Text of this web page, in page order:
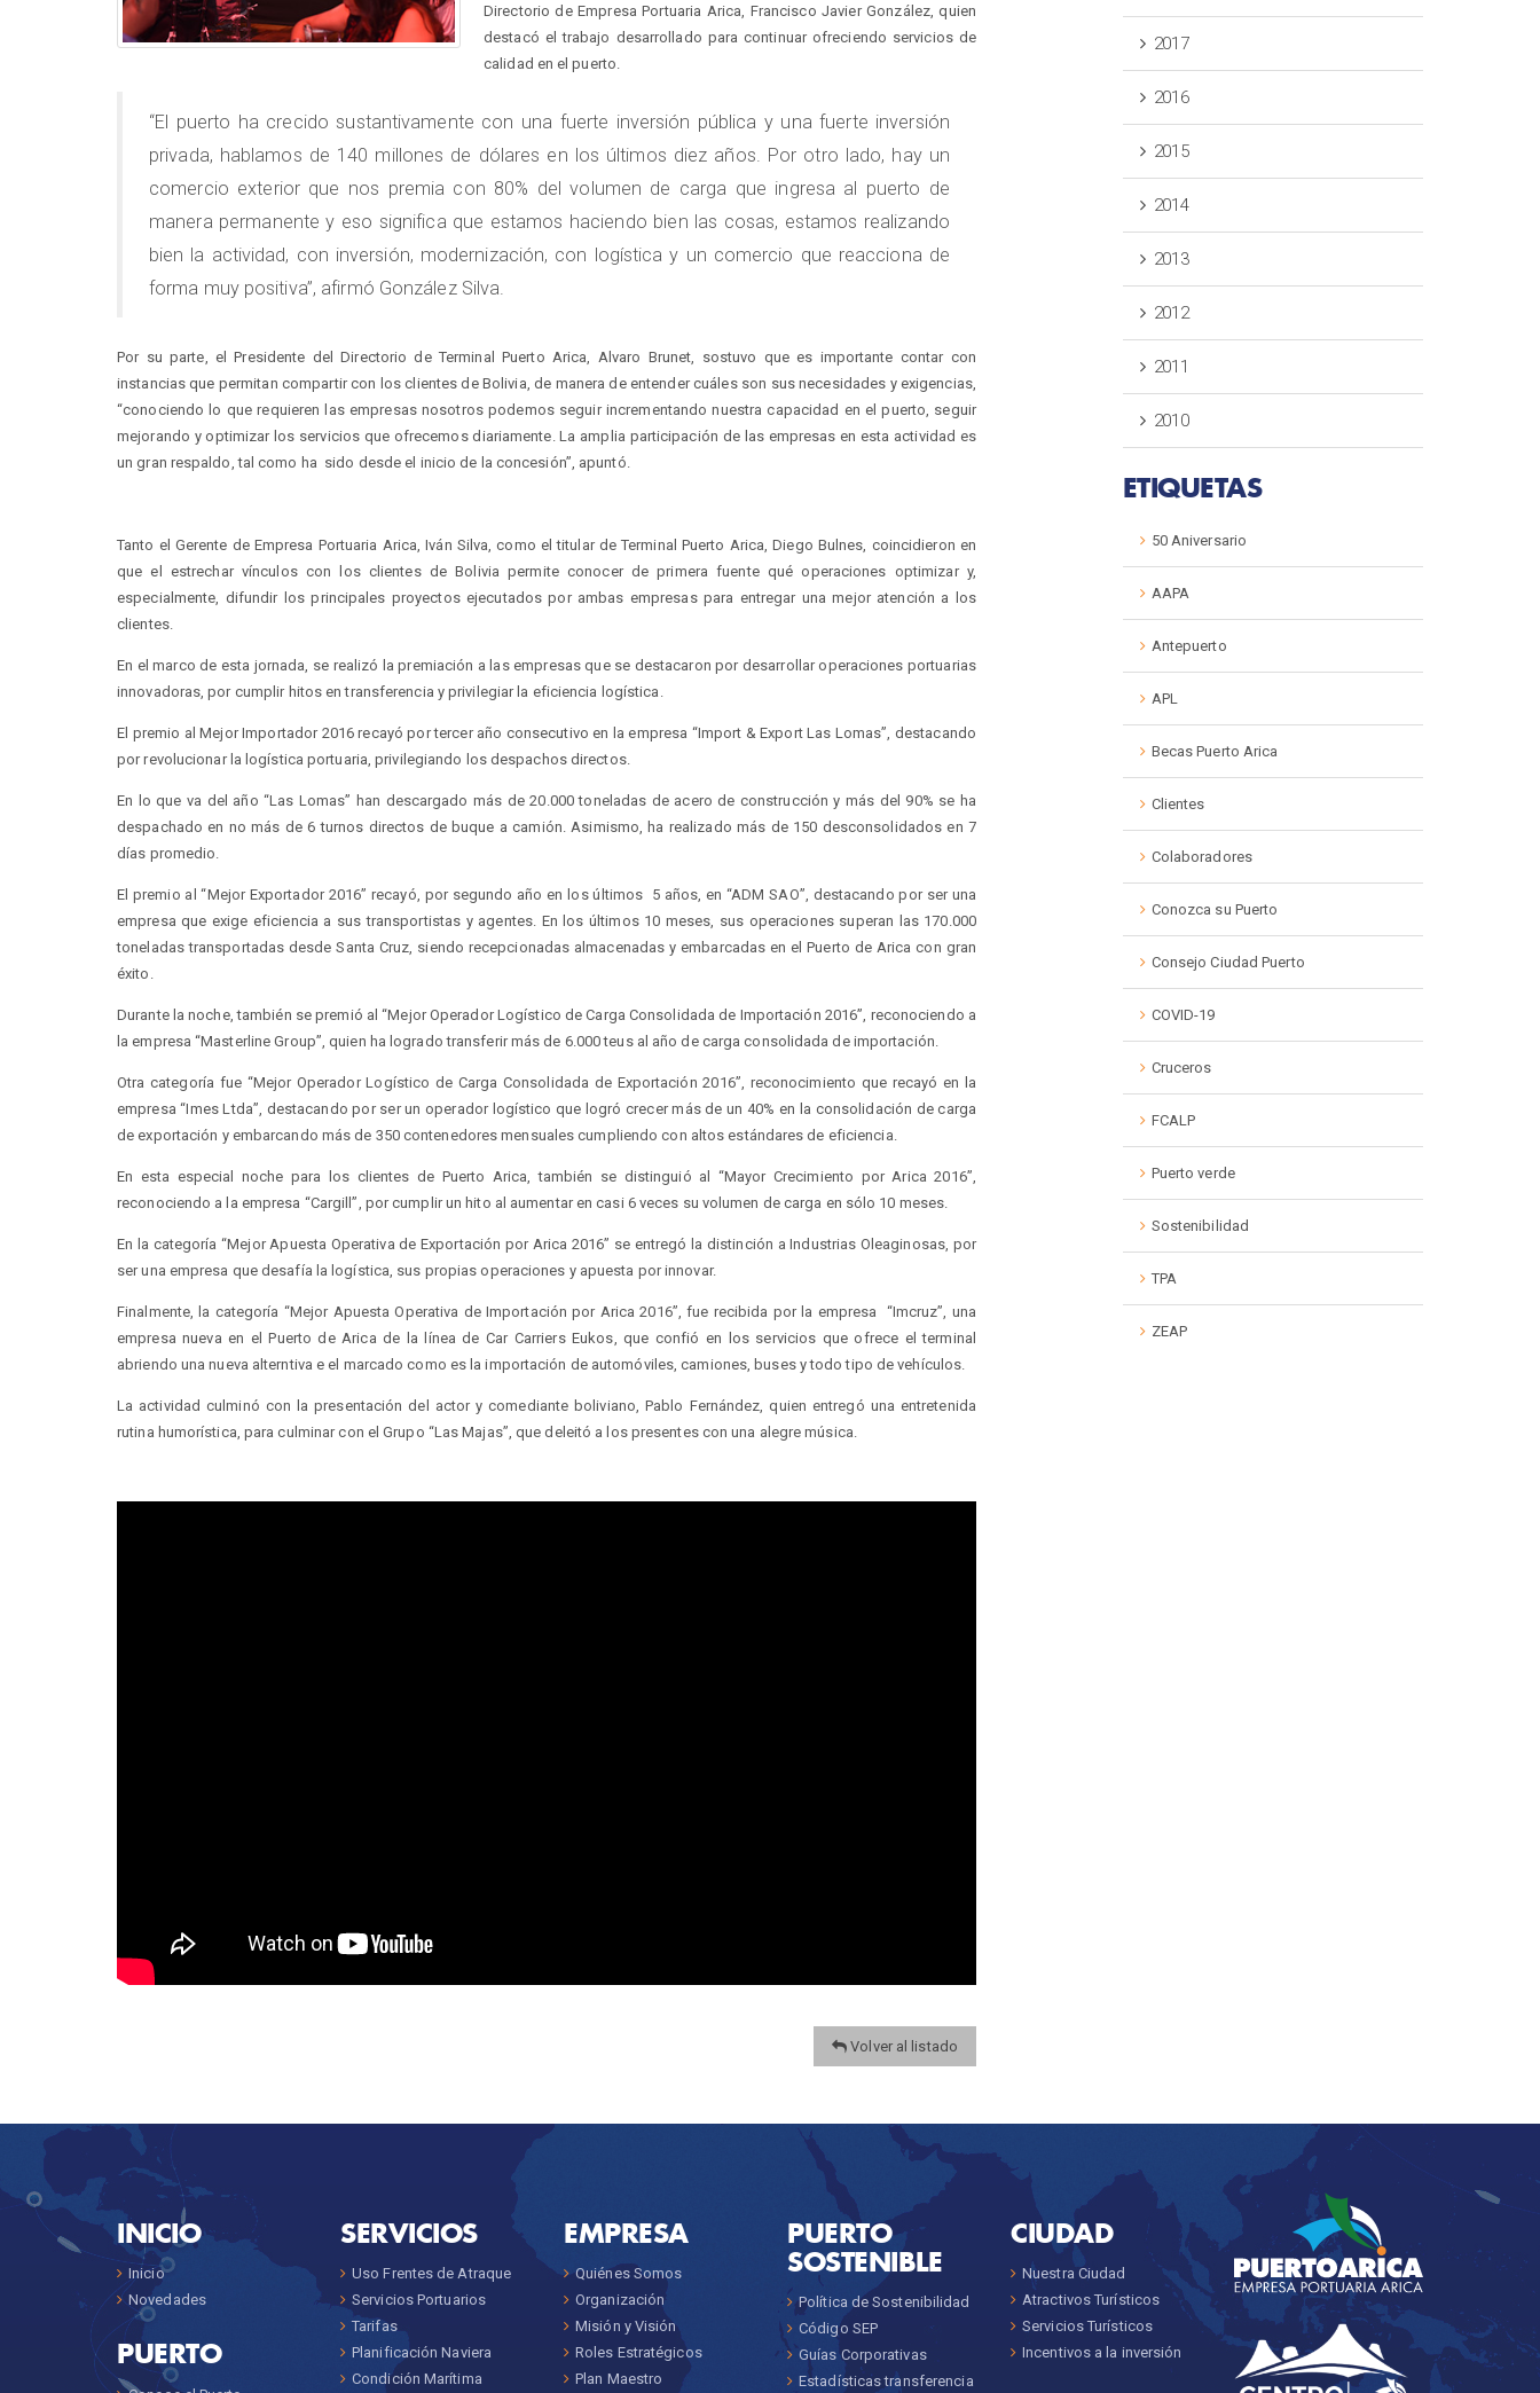
Directorio de Empresa Portuaria Arica, Francisco Javier González, quien
destacó el trabajo desarrollado para continuar ofreciendo servicios de
calidad en el puerto.
“El puerto ha crecido sustantivamente con una fuerte inversión pública y una fuerte inversión
privada, hablamos de 140 millones de dólares en los últimos diez años. Por otro lado, hay un
comercio exterior que nos premia con 80% del volumen de carga que ingresa al puerto de
manera permanente y eso significa que estamos haciendo bien las cosas, estamos realizando
bien la actividad, con inversión, modernización, con logística y un comercio que reacciona de
forma muy positiva”, afirmó González Silva.
Por su parte, el Presidente del Directorio de Terminal Puerto Arica, Alvaro Brunet, sostuvo que es importante contar con
instancias que permitan compartir con los clientes de Bolivia, de manera de entender cuáles son sus necesidades y exigencias,
“conociendo lo que requieren las empresas nosotros podemos seguir incrementando nuestra capacidad en el puerto, seguir
mejorando y optimizar los servicios que ofrecemos diariamente. La amplia participación de las empresas en esta actividad es
un gran respaldo, tal como ha sido desde el inicio de la concesión”, apuntó.
Tanto el Gerente de Empresa Portuaria Arica, Iván Silva, como el titular de Terminal Puerto Arica, Diego Bulnes, coincidieron en
que el estrechar vínculos con los clientes de Bolivia permite conocer de primera fuente qué operaciones optimizar y,
especialmente, difundir los principales proyectos ejecutados por ambas empresas para entregar una mejor atención a los
clientes.
En el marco de esta jornada, se realizó la premiación a las empresas que se destacaron por desarrollar operaciones portuarias
innovadoras, por cumplir hitos en transferencia y privilegiar la eficiencia logística.
El premio al Mejor Importador 2016 recayó por tercer año consecutivo en la empresa “Import & Export Las Lomas”, destacando
por revolucionar la logística portuaria, privilegiando los despachos directos.
En lo que va del año “Las Lomas” han descargado más de 20.000 toneladas de acero de construcción y más del 90% se ha
despachado en no más de 6 turnos directos de buque a camión. Asimismo, ha realizado más de 150 desconsolidados en 7
días promedio.
El premio al “Mejor Exportador 2016” recayó, por segundo año en los últimos 5 años, en “ADM SAO”, destacando por ser una
empresa que exige eficiencia a sus transportistas y agentes. En los últimos 10 meses, sus operaciones superan las 170.000
toneladas transportadas desde Santa Cruz, siendo recepcionadas almacenadas y embarcadas en el Puerto de Arica con gran
éxito.
Durante la noche, también se premió al “Mejor Operador Logístico de Carga Consolidada de Importación 2016”, reconociendo a
la empresa “Masterline Group”, quien ha logrado transferir más de 6.000 teus al año de carga consolidada de importación.
Otra categoría fue “Mejor Operador Logístico de Carga Consolidada de Exportación 2016”, reconocimiento que recayó en la
empresa “Imes Ltda”, destacando por ser un operador logístico que logró crecer más de un 40% en la consolidación de carga
de exportación y embarcando más de 350 contenedores mensuales cumpliendo con altos estándares de eficiencia.
En esta especial noche para los clientes de Puerto Arica, también se distinguió al “Mayor Crecimiento por Arica 2016”,
reconociendo a la empresa “Cargill”, por cumplir un hito al aumentar en casi 6 veces su volumen de carga en sólo 10 meses.
En la categoría “Mejor Apuesta Operativa de Exportación por Arica 2016” se entregó la distinción a Industrias Oleaginosas, por
ser una empresa que desafía la logística, sus propias operaciones y apuesta por innovar.
Finalmente, la categoría “Mejor Apuesta Operativa de Importación por Arica 2016”, fue recibida por la empresa “Imcruz”, una
empresa nueva en el Puerto de Arica de la línea de Car Carriers Eukos, que confió en los servicios que ofrece el terminal
abriendo una nueva alterntiva e el marcado como es la importación de automóviles, camiones, buses y todo tipo de vehículos.
La actividad culminó con la presentación del actor y comediante boliviano, Pablo Fernández, quien entregó una entretenida
rutina humorística, para culminar con el Grupo “Las Majas”, que deleitó a los presentes con una alegre música.
Volver al listado
2017
2016
2015
2014
2013
2012
2011
2010
ETIQUETAS
50 Aniversario
AAPA
Antepuerto
APL
Becas Puerto Arica
Clientes
Colaboradores
Conozca su Puerto
Consejo Ciudad Puerto
COVID-19
Cruceros
FCALP
Puerto verde
Sostenibilidad
TPA
ZEAP
INICIO
Inicio
Novedades
PUERTO
SERVICIOS
Uso Frentes de Atraque
Servicios Portuarios
Tarifas
Planificación Naviera
Condición Marítima
EMPRESA
Quiénes Somos
Organización
Misión y Visión
Roles Estratégicos
Plan Maestro
PUERTO
SOSTENIBLE
Política de Sostenibilidad
Código SEP
Guías Corporativas
Estadísticas transferencia
CIUDAD
Nuestra Ciudad
Atractivos Turísticos
Servicios Turísticos
Incentivos a la inversión